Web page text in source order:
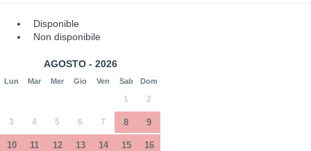
Disponible
Non disponibile
AGOSTO - 2026
Lun Mar Mer Gio Ven Sab Dom
1 2
3 4 5 6 7 8 9
10 11 12 13 14 15 16